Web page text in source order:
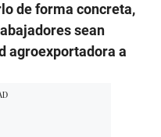
de forma concreta,
sean
agroexportadora a